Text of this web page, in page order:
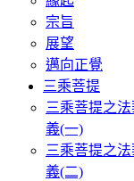
宗旨
展望
邁向正覺
三乘菩提
三乘菩提之
義(一)
三乘菩提之
義(二)